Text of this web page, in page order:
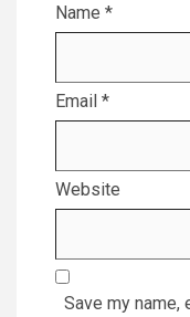
Name *
Email *
Website
Save my name,